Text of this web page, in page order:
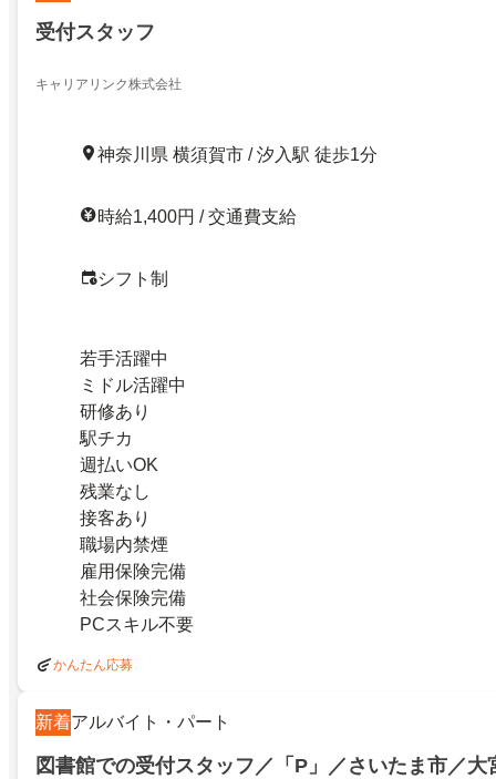
受付スタッフ
キャリアリンク株式会社
神奈川県 横須賀市 / 汐入駅 徒歩1分
時給1,400円 / 交通費支給
シフト制
若手活躍中
ミドル活躍中
研修あり
駅チカ
週払いOK
残業なし
接客あり
職場内禁煙
雇用保険完備
社会保険完備
PCスキル不要
かんたん応募
新着アルバイト・パート
図書館での受付スタッフ／「P」／さいたま市／大